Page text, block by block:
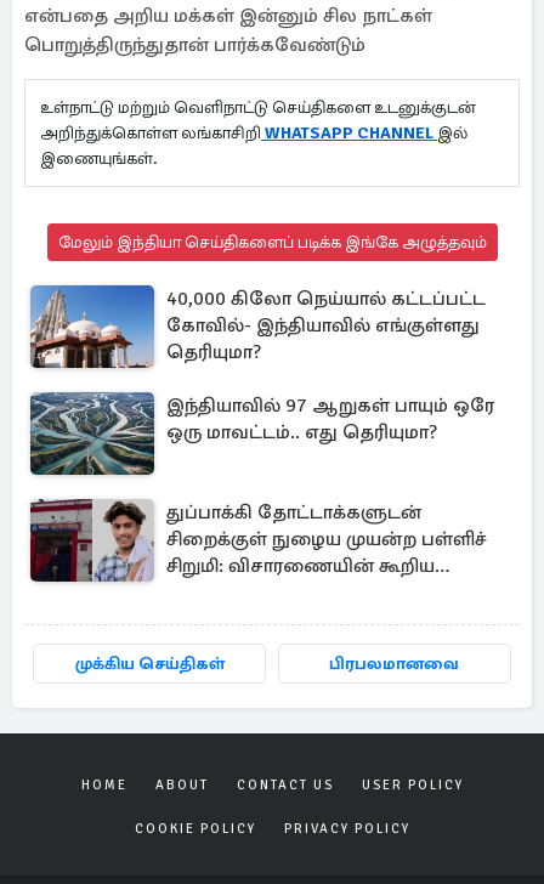
என்பதை அறிய மக்கள் இன்னும் சில நாட்கள்
பொறுத்திருந்துதான் பார்க்கவேண்டும்
உள்நாட்டு மற்றும் வெளிநாட்டு செய்திகளை உடனுக்குடன்
அறிந்துக்கொள்ள லங்காசிறி WHATSAPP CHANNEL இல்
இணையுங்கள்.
மேலும் இந்தியா செய்திகளைப் படிக்க இங்கே அழுத்தவும்
40,000 கிலோ நெய்யால் கட்டப்பட்ட
கோவில்- இந்தியாவில் எங்குள்ளது
தெரியுமா?
இந்தியாவில் 97 ஆறுகள் பாயும் ஒரே
ஒரு மாவட்டம்.. எது தெரியுமா?
துப்பாக்கி தோட்டாக்களுடன்
சிறைக்குள் நுழைய முயன்ற பள்ளிச்
சிறுமி: விசாரணையின் கூறிய
முக்கிய செய்திகள் பிரபலமானவை
HOME ABOUT CONTACT US USER POLICY
COOKIE POLICY PRIVACY POLICY